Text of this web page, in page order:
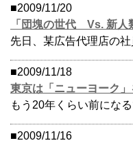
■2009/11/20
「団塊の世代 Vs. 新
先日、某広告代理店の
■2009/11/18
東京は「ニューヨーク
もう20年くらい前にな
■2009/11/16